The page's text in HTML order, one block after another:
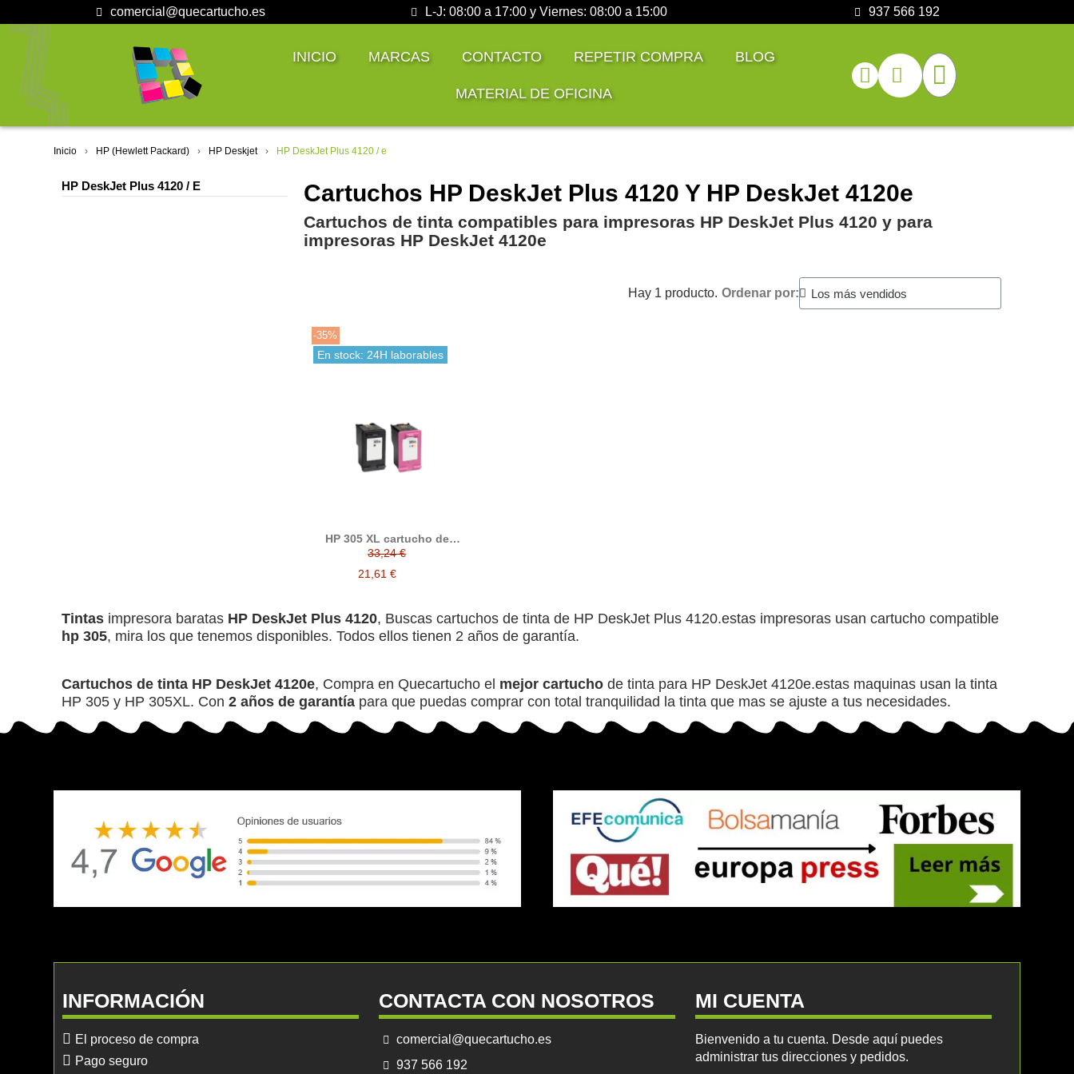
comercial@quecartucho.es L-J: 08:00 a 17:00 y Viernes: 08:00 a 15:00 937 566 192
INICIO MARCAS CONTACTO REPETIR COMPRA BLOG
MATERIAL DE OFICINA
Inicio HP (Hewlett Packard) HP Deskjet HP DeskJet Plus 4120 / e
HP DeskJet Plus 4120 / E Cartuchos HP DeskJet Plus 4120 Y HP DeskJet 4120e
Cartuchos de tinta compatibles para impresoras HP DeskJet Plus 4120 y para
impresoras HP DeskJet 4120e
Hay 1 producto. Ordenar por:
-35%
En stock: 24H laborables
HP 305 XL cartucho de
tinta compatible
33,24 €
21,61 €
Tintas impresora baratas HP DeskJet Plus 4120, Buscas cartuchos de tinta de HP DeskJet Plus 4120.estas impresoras usan cartucho compatible
hp 305, mira los que tenemos disponibles. Todos ellos tienen 2 años de garantía.
Cartuchos de tinta HP DeskJet 4120e, Compra en Quecartucho el mejor cartucho de tinta para HP DeskJet 4120e.estas maquinas usan la tinta
HP 305 y HP 305XL. Con 2 años de garantía para que puedas comprar con total tranquilidad la tinta que mas se ajuste a tus necesidades.
INFORMACIÓN
El proceso de compra
Pago seguro
CONTACTA CON NOSOTROS
comercial@quecartucho.es
937 566 192
MI CUENTA
Bienvenido a tu cuenta. Desde aquí puedes
administrar tus direcciones y pedidos.